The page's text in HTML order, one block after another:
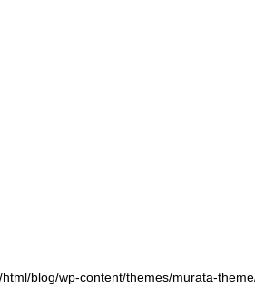
blog/wp-content/themes/murata-